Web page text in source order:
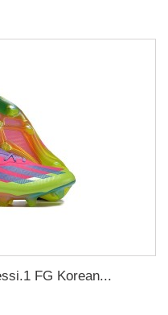
FG Korean...